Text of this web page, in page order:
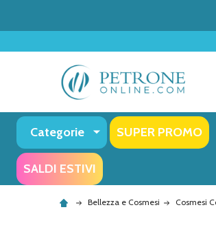
Categorie SUPER PROMO
SALDI ESTIVI
Bellezza e Cosmesi Cosmesi